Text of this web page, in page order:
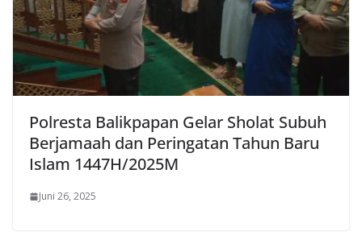
Polresta Balikpapan Gelar Sholat Subuh
Berjamaah dan Peringatan Tahun Baru
Islam 1447H/2025M
Juni 26, 2025